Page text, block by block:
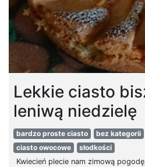
Lekkie ciasto
leniwą niedzielę
bardzo proste ciasto bez kategorii
ciasto owocowe
słodkości
Kwiecień plecie nam zimową